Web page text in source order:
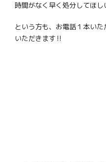
時間がなく早く処分してほし
という方も、お電話１本い
いただきます‼